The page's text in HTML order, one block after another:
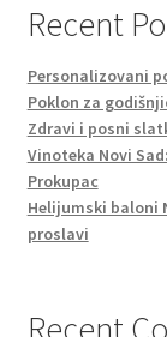
Recent
Personalizovani
Poklon za
Zdravi i posni
Vinoteka Novi
Prokupac
Helijumski baloni
proslavi
Recent